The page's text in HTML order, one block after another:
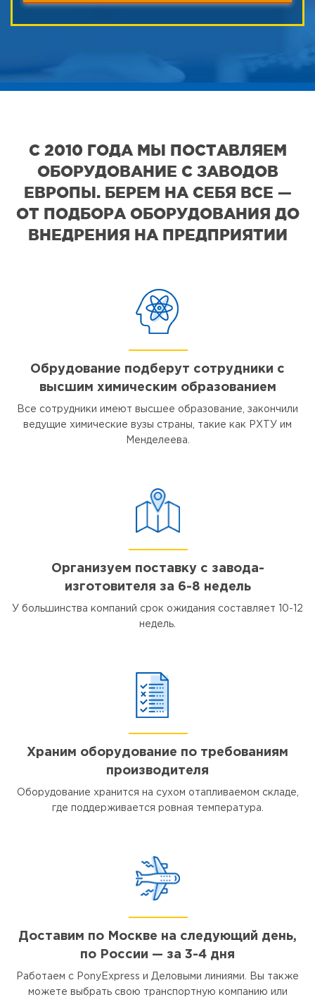
С 2010 ГОДА МЫ ПОСТАВЛЯЕМ
ОБОРУДОВАНИЕ С ЗАВОДОВ
ЕВРОПЫ. БЕРЕМ НА СЕБЯ ВСЕ —
ОТ ПОДБОРА ОБОРУДОВАНИЯ ДО
ВНЕДРЕНИЯ НА ПРЕДПРИЯТИИ
Обрудование подберут сотрудники с
высшим химическим образованием
Все сотрудники имеют высшее образование, закончили
ведущие химические вузы страны, такие как РХТУ им
Менделеева.
Организуем поставку с завода-
изготовителя за 6-8 недель
У большинства компаний срок ожидания составляет 10-12
недель.
Храним оборудование по требованиям
производителя
Оборудование хранится на сухом отапливаемом складе,
где поддерживается ровная температура.
Доставим по Москве на следующий день,
по России — за 3-4 дня
Работаем с PonyExpress и Деловыми линиями. Вы также
можете выбрать свою транспортную компанию или